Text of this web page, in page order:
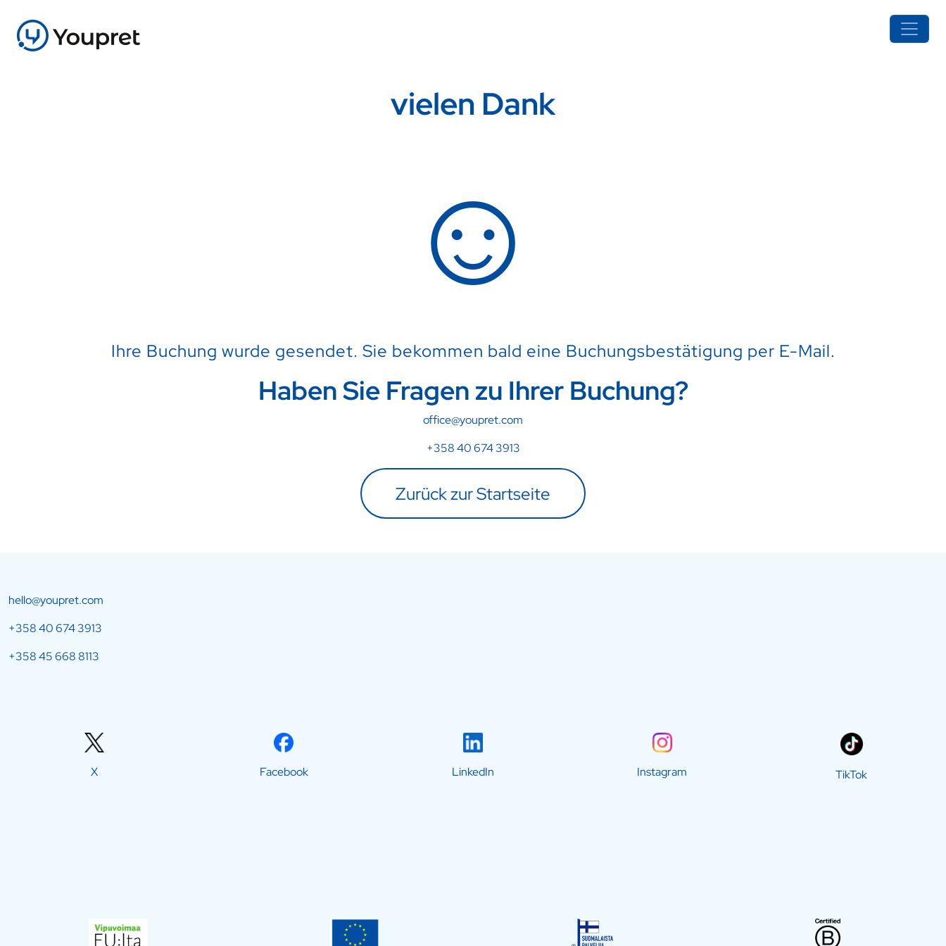
vielen Dank
☺
Ihre Buchung wurde gesendet. Sie bekommen bald eine Buchungsbestätigung per E-Mail.
Haben Sie Fragen zu Ihrer Buchung?
office@youpret.com
+358 40 674 3913
Zurück zur Startseite
hello@youpret.com
+358 40 674 3913
+358 45 668 8113
X Facebook LinkedIn Instagram TikTok